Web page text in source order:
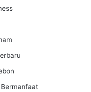
Bermanfaat